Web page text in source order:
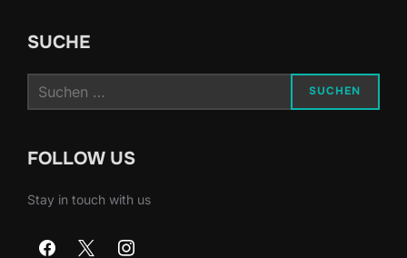
SUCHE
nach:
SUCHEN
FOLLOW US
Stay in touch with us